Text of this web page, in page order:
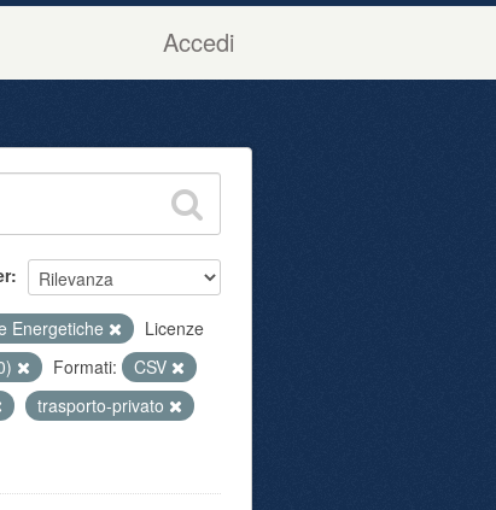
Accedi
Energetiche
Licenze
Formati:
CSV
trasporto-privato